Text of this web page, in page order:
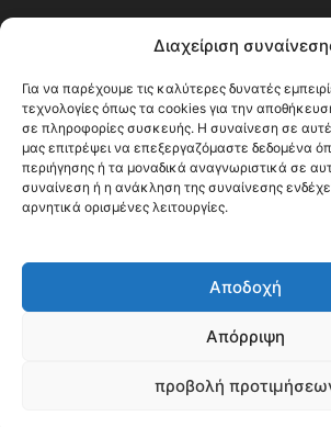
Διαχείριση
Για να παρέχουμε τις καλύτερες δυνατές
τεχνολογίες όπως τα cookies για την
σε πληροφορίες συσκευής. Η συναίνεση σε
μας επιτρέψει να επεξεργαζόμαστε δεδομένα
περιήγησης ή τα μοναδικά αναγνωριστικά σε
συναίνεση ή η ανάκληση της συναίνεσης
αρνητικά ορισμένες λειτουργίες.
Αποδοχή
Απόρριψη
προβολή
ΕΥΡΩΠΗ
ΚΟΣΜΟΣ - WORLD
Top10
Cool spots
ΝΗΣΙΑ
© Happy Traveller 2014-